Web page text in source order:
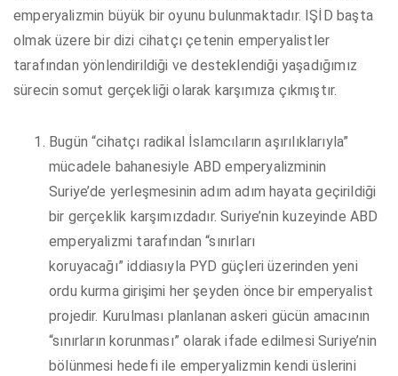
emperyalizmin büyük bir oyunu bulunmaktadır. IŞİD başta
olmak üzere bir dizi cihatçı çetenin emperyalistler
tarafından yönlendirildiği ve desteklendiği yaşadığımız
sürecin somut gerçekliği olarak karşımıza çıkmıştır.
Bugün “cihatçı radikal İslamcıların aşırılıklarıyla”
mücadele bahanesiyle ABD emperyalizminin
Suriye’de yerleşmesinin adım adım hayata geçirildiği
bir gerçeklik karşımızdadır. Suriye’nin kuzeyinde ABD
emperyalizmi tarafından “sınırları
koruyacağı” iddiasıyla PYD güçleri üzerinden yeni
ordu kurma girişimi her şeyden önce bir emperyalist
projedir. Kurulması planlanan askeri gücün amacının
“sınırların korunması” olarak ifade edilmesi Suriye’nin
bölünmesi hedefi ile emperyalizmin kendi üslerini